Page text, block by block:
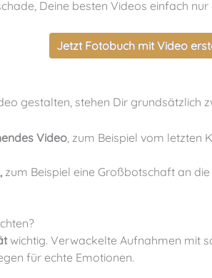
Deine besten Videos einfach
Jetzt Fotobuch mit Video
gestalten, stehen Dir grundsätzlich
Video, zum Beispiel vom letzten
zum Beispiel eine Großbotschaft an
wichtig. Verwackelte Aufnahmen mit
für echte Emotionen.